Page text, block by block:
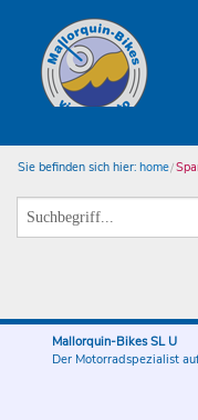
Sie befinden sich hier: home
Mallorquin-Bikes SL U
Der Motorradspezialist